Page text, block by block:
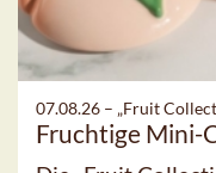
07.08.26 – „Fruit
Fruchtige Mini-